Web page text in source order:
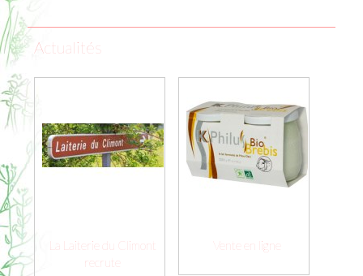
Actualités
La Laiterie du Climont
recrute
Vente en ligne